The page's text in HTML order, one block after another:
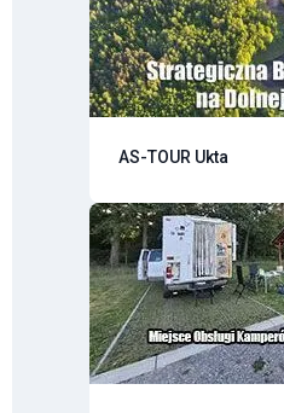
AS-TOUR Ukta